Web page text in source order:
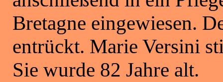
Bretagne eingewiesen.
entrückt. Marie Versini
Sie wurde 82 Jahre alt.